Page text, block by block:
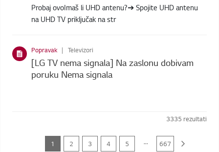
Probaj ovoImaš li UHD antenu?➔ Spojite UHD antenu
na UHD TV priključak na str
Popravak Televizori
[LG TV nema signala] Na zaslonu dobivam
poruku Nema signala
3335 rezultati
1 2 3 4 5 ... 667